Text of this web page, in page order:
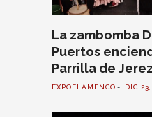
La zambomba
Puertos
Parrilla de Jerez
EXPOFLAMENCO DIC